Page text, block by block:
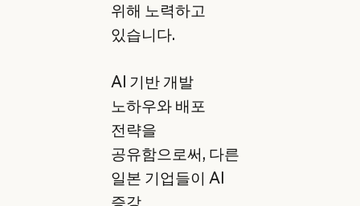
위해 노력하고
있습니다.
AI 기반 개발
노하우와 배포
전략을
공유함으로써, 다른
일본 기업들이 AI
증강